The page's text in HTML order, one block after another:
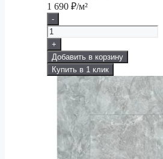
1 690 ₽/м²
-
+
Добавить в корзину
Купить в 1 клик